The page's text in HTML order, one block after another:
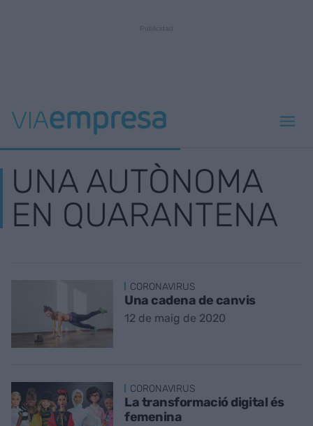
UNA AUTÒNOMA
EN QUARANTENA
CORONAVIRUS
Una cadena de canvis
12 de maig de 2020
CORONAVIRUS
La transformació digital és
femenina